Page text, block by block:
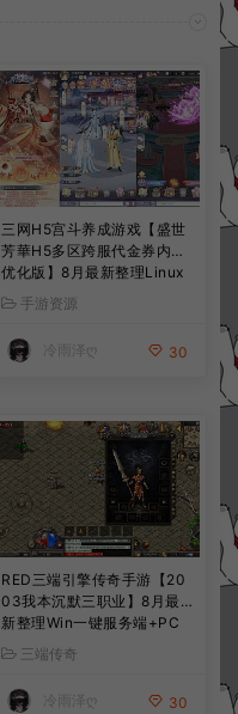
三网H5宫斗养成游戏【盛世
芳華H5多区跨服代金券内购
优化版】8月最新整理Linux
手工服务端+CDK授权后台
+全资源安卓+详细搭建教程
+视频教程
手游资源
冷雨泽ღ 30
RED三端引擎传奇手游【20
03我本沉默三职业】8月最
新整理Win一键服务端+PC
安卓+详细搭建教程
三端传奇
冷雨泽ღ 30